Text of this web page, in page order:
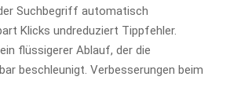
Suchbegriff automatisch
Klicks undreduziert Tippfehler.
flüssigerer Ablauf, der die
beschleunigt. Verbesserungen beim